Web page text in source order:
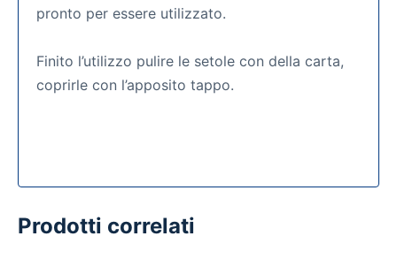
pronto per essere utilizzato.
Finito l’utilizzo pulire le setole con della carta,
coprirle con l’apposito tappo.
Prodotti correlati